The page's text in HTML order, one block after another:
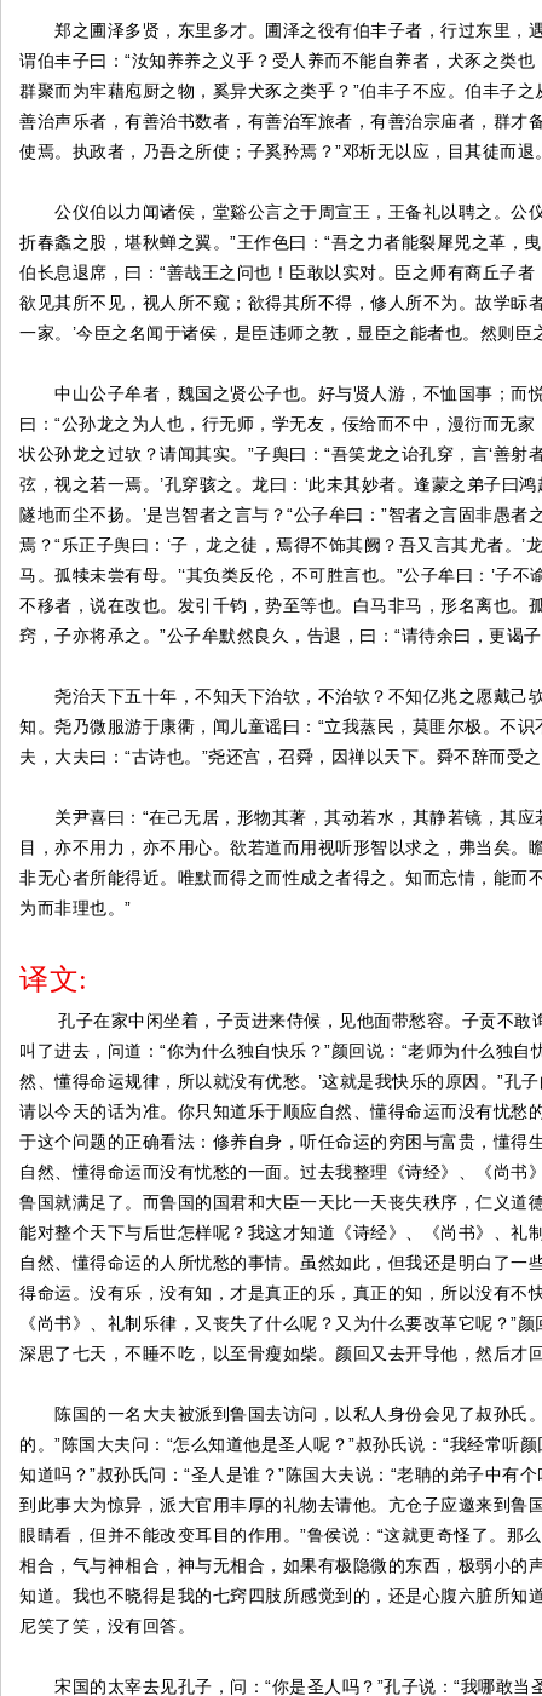
郑之圃泽多贤，东里多才。圃泽之役有伯丰子者，行过东里，遇
谓伯丰子曰：“汝知养养之义乎？受人养而不能自养者，犬豕之类
群聚而为牢藉庖厨之物，奚异犬豕之类乎？”伯丰子不应。伯丰子
善治声乐者，有善治书数者，有善治军旅者，有善治宗庙者，群
使焉。执政者，乃吾之所使；子奚矜焉？”邓析无以应，目其徒而退
公仪伯以力闻诸侯，堂谿公言之于周宣王，王备礼以聘之。公
折春螽之股，堪秋蝉之翼。”王作色曰：“吾之力者能裂犀兕之革，
伯长息退席，曰：“善哉王之问也！臣敢以实对。臣之师有商丘子
欲见其所不见，视人所不窥；欲得其所不得，修人所不为。故学
一家。’今臣之名闻于诸侯，是臣违师之教，显臣之能者也。然则
中山公子牟者，魏国之贤公子也。好与贤人游，不恤国事；而
曰：“公孙龙之为人也，行无师，学无友，佞给而不中，漫衍而无
状公孙龙之过欤？请闻其实。”子舆曰：“吾笑龙之诒孔穿，言‘善
弦，视之若一焉。’孔穿骇之。龙曰：‘此未其妙者。逢蒙之弟子曰
隧地而尘不扬。’是岂智者之言与？“公子牟曰：”智者之言固非愚
焉？“乐正子舆曰：‘子，龙之徒，焉得不饰其阙？吾又言其尤者。
马。孤犊未尝有母。’‘其负类反伦，不可胜言也。”公子牟曰：’子
不移者，说在改也。发引千钧，势至等也。白马非马，形名离也。
窍，子亦将承之。”公子牟默然良久，告退，曰：“请待余曰，更谒
尧治天下五十年，不知天下治欤，不治欤？不知亿兆之愿戴己
知。尧乃微服游于康衢，闻儿童谣曰：“立我蒸民，莫匪尔极。不
夫，大夫曰：“古诗也。”尧还宫，召舜，因禅以天下。舜不辞而受
关尹喜曰：“在己无居，形物其著，其动若水，其静若镜，其应
目，亦不用力，亦不用心。欲若道而用视听形智以求之，弗当矣
非无心者所能得近。唯默而得之而性成之者得之。知而忘情，能
为而非理也。”
译文:
孔子在家中闲坐着，子贡进来侍候，见他面带愁容。子贡不
叫了进去，问道：“你为什么独自快乐？”颜回说：“老师为什么独
然、懂得命运规律，所以就没有优愁。’这就是我快乐的原因。”孔
请以今天的话为准。你只知道乐于顺应自然、懂得命运而没有忧
于这个问题的正确看法：修养自身，听任命运的穷困与富贵，懂
自然、懂得命运而没有忧愁的一面。过去我整理《诗经》、《尚
鲁国就满足了。而鲁国的国君和大臣一天比一天丧失秩序，仁义
能对整个天下与后世怎样呢？我这才知道《诗经》、《尚书》、
自然、懂得命运的人所忧愁的事情。虽然如此，但我还是明白了
得命运。没有乐，没有知，才是真正的乐，真正的知，所以没有
《尚书》、礼制乐律，又丧失了什么呢？又为什么要改革它呢？”
深思了七天，不睡不吃，以至骨瘦如柴。颜回又去开导他，然后才
陈国的一名大夫被派到鲁国去访问，以私人身份会见了叔孙氏。
的。”陈国大夫问：“怎么知道他是圣人呢？”叔孙氏说：“我经常听
知道吗？”叔孙氏问：“圣人是谁？”陈国大夫说：“老聃的弟子中有
到此事大为惊异，派大官用丰厚的礼物去请他。亢仓子应邀来到
眼睛看，但并不能改变耳目的作用。”鲁侯说：“这就更奇怪了。那
相合，气与神相合，神与无相合，如果有极隐微的东西，极弱小
知道。我也不晓得是我的七窍四肢所感觉到的，还是心腹六脏所
尼笑了笑，没有回答。
宋国的太宰去见孔子，问：“你是圣人吗？”孔子说：“我哪敢当